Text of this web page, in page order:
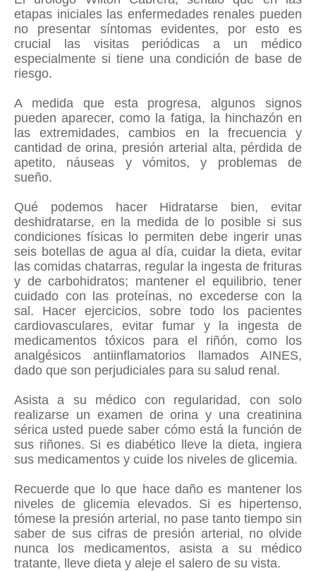
etapas iniciales las enfermedades renales pueden
no presentar síntomas evidentes, por esto es
crucial las visitas periódicas a un médico
especialmente si tiene una condición de base de
riesgo.
A medida que esta progresa, algunos signos
pueden aparecer, como la fatiga, la hinchazón en
las extremidades, cambios en la frecuencia y
cantidad de orina, presión arterial alta, pérdida de
apetito, náuseas y vómitos, y problemas de
sueño.
Qué podemos hacer Hidratarse bien, evitar
deshidratarse, en la medida de lo posible si sus
condiciones físicas lo permiten debe ingerir unas
seis botellas de agua al día, cuidar la dieta, evitar
las comidas chatarras, regular la ingesta de frituras
y de carbohidratos; mantener el equilibrio, tener
cuidado con las proteínas, no excederse con la
sal. Hacer ejercicios, sobre todo los pacientes
cardiovasculares, evitar fumar y la ingesta de
medicamentos tóxicos para el riñón, como los
analgésicos antiinflamatorios llamados AINES,
dado que son perjudiciales para su salud renal.
Asista a su médico con regularidad, con solo
realizarse un examen de orina y una creatinina
sérica usted puede saber cómo está la función de
sus riñones. Si es diabético lleve la dieta, ingiera
sus medicamentos y cuide los niveles de glicemia.
Recuerde que lo que hace daño es mantener los
niveles de glicemia elevados. Si es hipertenso,
tómese la presión arterial, no pase tanto tiempo sin
saber de sus cifras de presión arterial, no olvide
nunca los medicamentos, asista a su médico
tratante, lleve dieta y aleje el salero de su vista.